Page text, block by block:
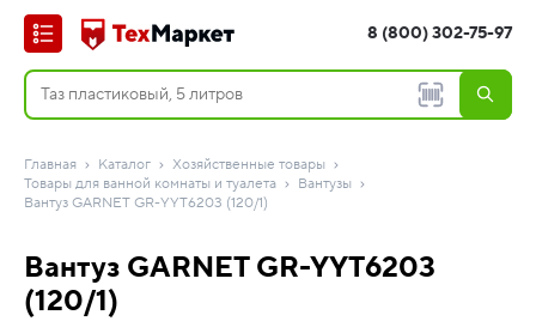
8 (800) 302-75-97
Главная Каталог
Хозяйственные товары
Товары для ванной комнаты и туалета
Вантузы
Вантуз GARNET GR-YYT6203 (120/1)
Вантуз GARNET GR-YYT6203
(120/1)